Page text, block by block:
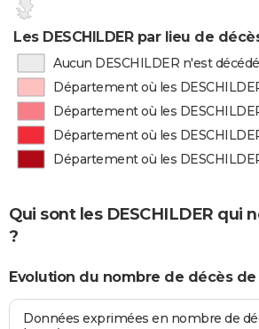
Les DESCHILDER par lieu de
Aucun DESCHILDER n'est
Département où les
Département où les
Département où les
Département où les
Qui sont les DESCHILDER qui
?
Evolution du nombre de décès de
Données exprimées en nombre de